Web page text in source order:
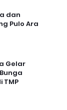
dan
Pulo Ara
Gelar
TMP